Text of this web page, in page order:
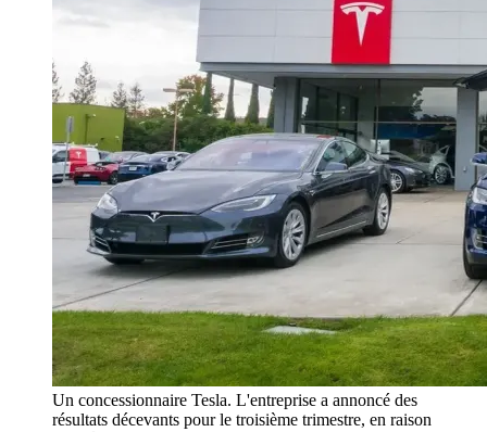
Un concessionnaire Tesla. L'entreprise a annoncé des
résultats décevants pour le troisième trimestre, en raison